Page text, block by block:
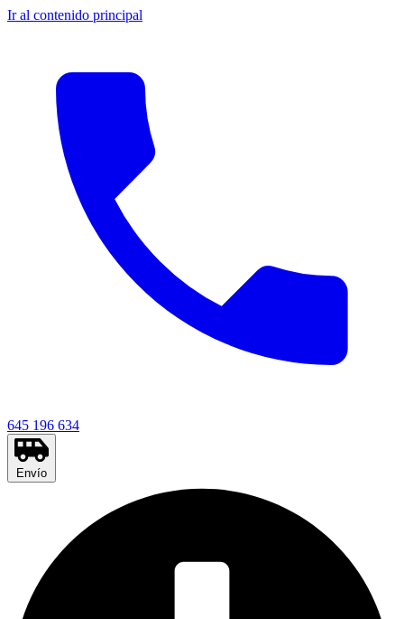
Ir al contenido principal
645 196 634
Envío